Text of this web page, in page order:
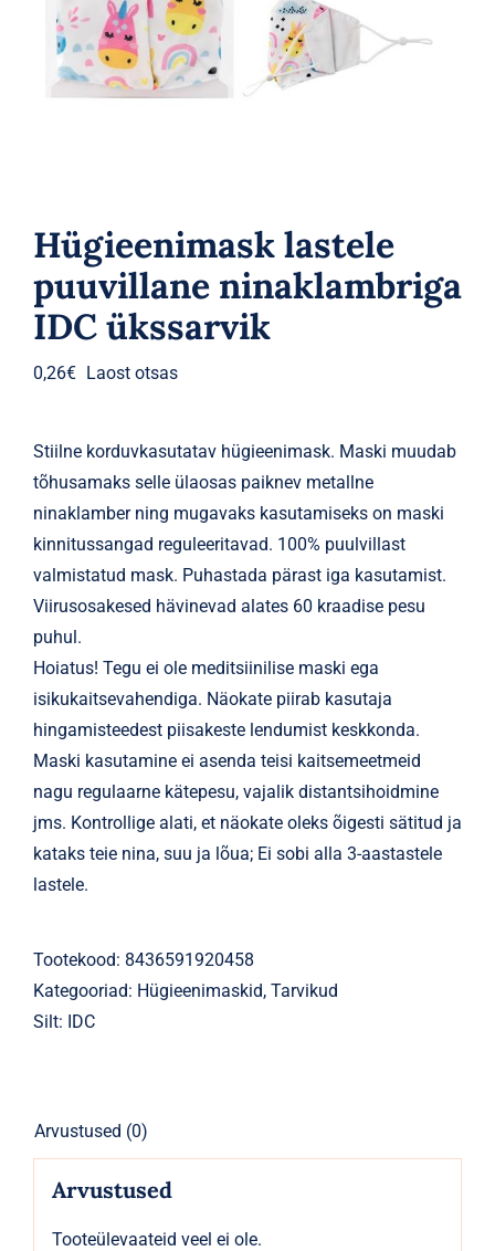
Parfüümid
Kaubamärgid
Hügieenimask lastele
puuvillane ninaklambriga
IDC ükssarvik
0,26€ Laost otsas
Stiilne korduvkasutatav hügieenimask. Maski muudab
tõhusamaks selle ülaosas paiknev metallne
ninaklamber ning mugavaks kasutamiseks on maski
kinnitussangad reguleeritavad. 100% puulvillast
valmistatud mask. Puhastada pärast iga kasutamist.
Viirusosakesed hävinevad alates 60 kraadise pesu
puhul.
Hoiatus! Tegu ei ole meditsiinilise maski ega
isikukaitsevahendiga. Näokate piirab kasutaja
hingamisteedest piisakeste lendumist keskkonda.
Maski kasutamine ei asenda teisi kaitsemeetmeid
nagu regulaarne kätepesu, vajalik distantsihoidmine
jms. Kontrollige alati, et näokate oleks õigesti sätitud ja
kataks teie nina, suu ja lõua; Ei sobi alla 3-aastastele
lastele.
Tootekood: 8436591920458
Kategooriad: Hügieenimaskid, Tarvikud
Silt: IDC
Arvustused (0)
Arvustused
Tooteülevaateid veel ei ole.